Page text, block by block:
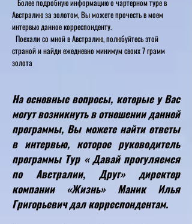
Более подробную информацию о чартерном туре в
Австралию за золотом, Вы можете прочесть в моем
интервью данное корреспонденту.
Поехали со мной в Австралию, полюбуйтесь этой
страной и найди ежедневно минимум своих 7 грамм
золота
На основные вопросы, которые у Вас
могут возникнуть в отношении данной
программы, Вы можете найти ответы
в интервью, которое руководитель
программы Тур « Давай прогуляемся
по Австралии, Друг» директор
компании «Жизнь» Маник Илья
Григорьевич дал корреспондентам.